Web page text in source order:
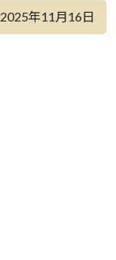
2025年11月16日